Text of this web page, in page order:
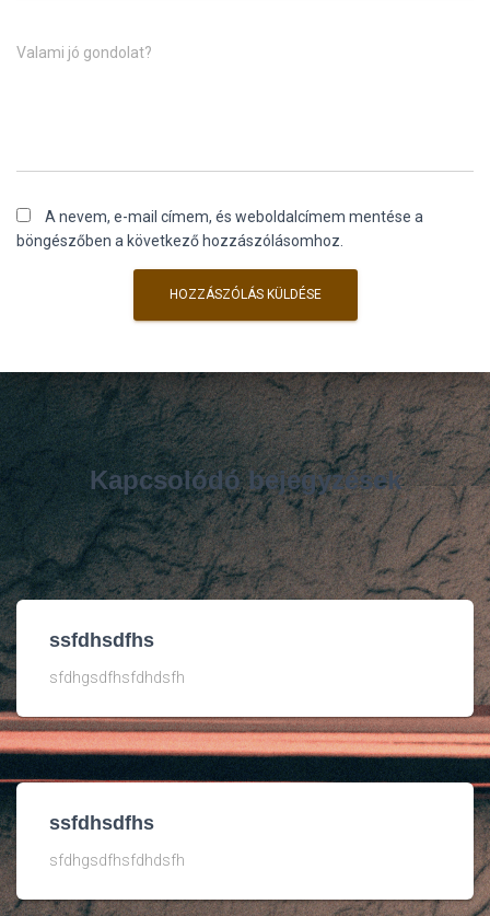
Valami jó gondolat?
A nevem, e-mail címem, és weboldalcímem mentése a
böngészőben a következő hozzászólásomhoz.
Kapcsolódó bejegyzések
ssfdhsdfhs
sfdhgsdfhsfdhdsfh
ssfdhsdfhs
sfdhgsdfhsfdhdsfh